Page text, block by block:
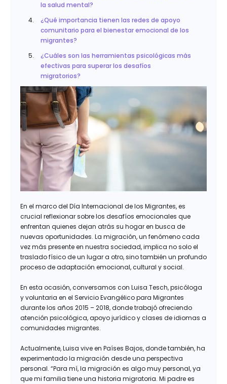
la salud mental?
¿Qué importancia tienen las redes de apoyo
comunitario para el bienestar emocional de los
migrantes?
¿Cuáles son las herramientas psicológicas más
efectivas para superar los desafíos
migratorios?
En el marco del Día Internacional de los Migrantes, es
crucial reflexionar sobre los desafíos emocionales que
enfrentan quienes dejan atrás su hogar en busca de
nuevas oportunidades. La migración, un fenómeno cada
vez más presente en nuestra sociedad, implica no solo el
traslado físico de un lugar a otro, sino también un profundo
proceso de adaptación emocional, cultural y social.
En esta ocasión, conversamos con Luisa Tesch, psicóloga
y voluntaria en el Servicio Evangélico para Migrantes
durante los años 2015 – 2018, donde trabajó ofreciendo
atención psicológica, apoyo jurídico y clases de idiomas a
comunidades migrantes.
Actualmente, Luisa vive en Países Bajos, donde también, ha
experimentado la migración desde una perspectiva
personal. “Para mí, la migración es algo muy personal, ya
que mi familia tiene una historia migratoria. Mi padre es